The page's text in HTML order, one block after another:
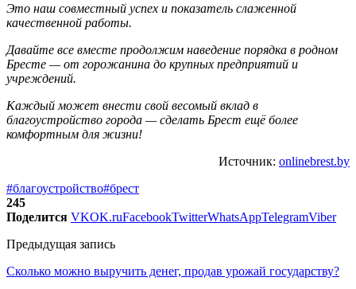
Это наш совместный успех и показатель слаженной
качественной работы.
Давайте все вместе продолжим наведение порядка в родном
Бресте — от горожанина до крупных предприятий и
учреждений.
Каждый может внести свой весомый вклад в
благоустройство города — сделать Брест ещё более
комфортным для жизни!
Источник: onlinebrest.by
#благоустройство#брест
245
Поделится VKOK.ruFacebookTwitterWhatsAppTelegramViber
Предыдущая запись
Сколько можно выручить денег, продав урожай государству?